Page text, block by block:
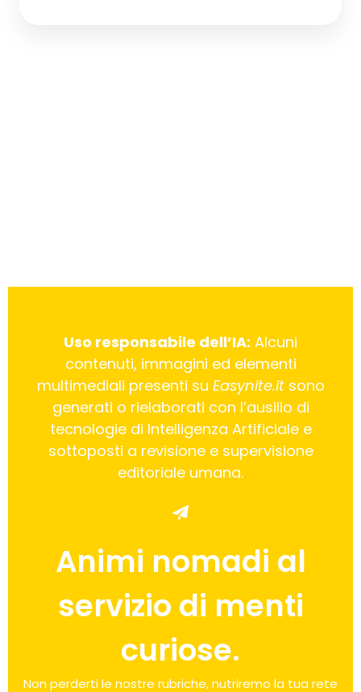
Uso responsabile dell’IA: Alcuni
contenuti, immagini ed elementi
multimediali presenti su Easynite.itsono
generati o rielaborati con l’ausilio di
tecnologie di Intelligenza Artificiale e
sottoposti a revisione e supervisione
editoriale umana.
Animi nomadi al
servizio di menti
curiose.
Non perderti le nostre rubriche, nutriremo la tua rete